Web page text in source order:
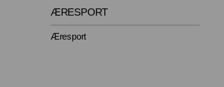
ÆRESPORT
Æresport